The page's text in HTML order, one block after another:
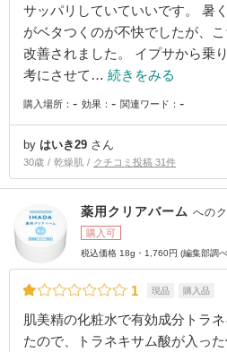
サッパリしていていいです。 暑
がベタつくのが不快でしたが、
改善されました。 イプサから乗
考にさせて… 続きをみる
購入場所： - 効果： - 関連ワード： -
by はいき29 さん
30歳 乾燥肌 クチコミ投稿 31件
薬用クリアバーム への
購入可
税込価格 18g・1,760円 (編集部調
1 現品 購入品
肌美精の化粧水で有効成分トラ
たので、トラネキサム酸が入っ